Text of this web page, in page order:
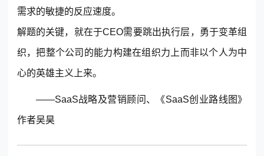
需求的敏捷的反应速度。
解题的关键，就在于CEO需要跳出执行层，勇于变革组
织，把整个公司的能力构建在组织力上而非以个人为中
心的英雄主义上来。
——SaaS战略及营销顾问、《SaaS创业路线图》
作者吴昊